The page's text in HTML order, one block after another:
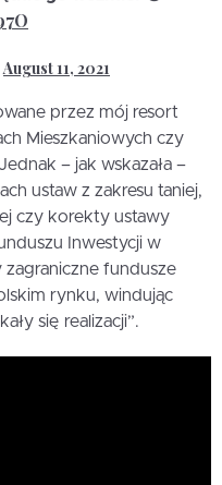
August 11, 2021
przez mój resort
Mieszkaniowych czy
– jak wskazała –
ustaw z zakresu taniej,
czy korekty ustawy
Inwestycji w
zagraniczne fundusze
rynku, windując
się realizacji”.